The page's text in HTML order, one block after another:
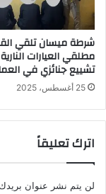
شرطة ميسان تلقي
مطلقي العيارات النارية
تشييع جنائزي في
25 أغسطس، 2025
اترك تعليقاً
لن يتم نشر عنوان بريدك